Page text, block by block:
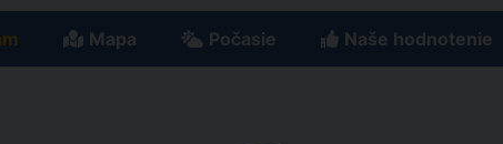
Mapa Počasie Naše hodnotenie